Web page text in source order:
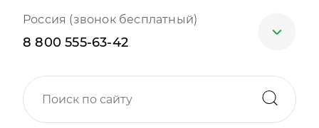
Россия (звонок бесплатный)
8 800 555-63-42